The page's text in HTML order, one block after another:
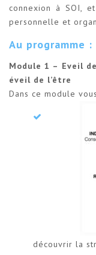
connexion à SOI,
personnelle et
Au programme :
Module 1 – Eveil
éveil de l’être
Dans ce module
découvrir la